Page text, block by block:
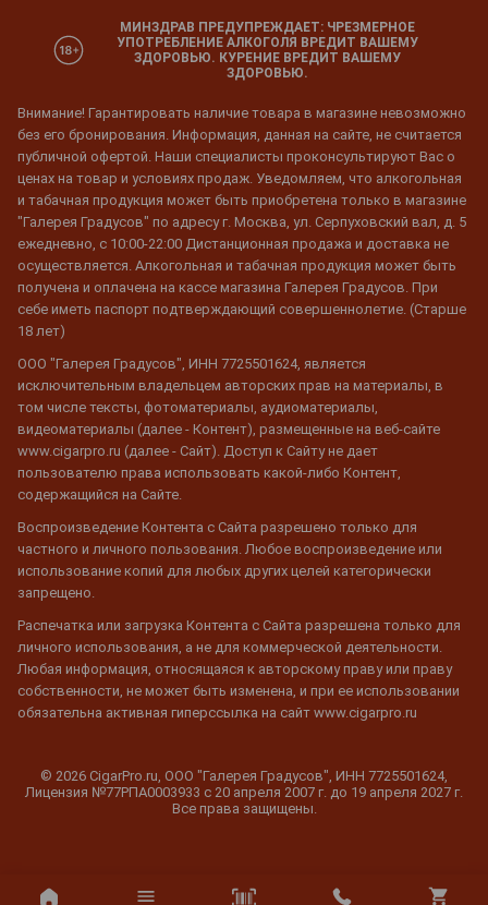
МИНЗДРАВ ПРЕДУПРЕЖДАЕТ: ЧРЕЗМЕРНОЕ
УПОТРЕБЛЕНИЕ АЛКОГОЛЯ ВРЕДИТ ВАШЕМУ
ЗДОРОВЬЮ. КУРЕНИЕ ВРЕДИТ ВАШЕМУ
ЗДОРОВЬЮ.
Внимание! Гарантировать наличие товара в магазине невозможно
без его бронирования. Информация, данная на сайте, не считается
публичной офертой. Наши специалисты проконсультируют Вас о
ценах на товар и условиях продаж. Уведомляем, что алкогольная
и табачная продукция может быть приобретена только в магазине
"Галерея Градусов" по адресу г. Москва, ул. Серпуховский вал, д. 5
ежедневно, с 10:00-22:00 Дистанционная продажа и доставка не
осуществляется. Алкогольная и табачная продукция может быть
получена и оплачена на кассе магазина Галерея Градусов. При
себе иметь паспорт подтверждающий совершеннолетие. (Старше
18 лет)
ООО "Галерея Градусов", ИНН 7725501624, является
исключительным владельцем авторских прав на материалы, в
том числе тексты, фотоматериалы, аудиоматериалы,
видеоматериалы (далее - Контент), размещенные на веб-сайте
www.cigarpro.ru (далее - Сайт). Доступ к Сайту не дает
пользователю права использовать какой-либо Контент,
содержащийся на Сайте.
Воспроизведение Контента с Сайта разрешено только для
частного и личного пользования. Любое воспроизведение или
использование копий для любых других целей категорически
запрещено.
Распечатка или загрузка Контента с Сайта разрешена только для
личного использования, а не для коммерческой деятельности.
Любая информация, относящаяся к авторскому праву или праву
собственности, не может быть изменена, и при ее использовании
обязательна активная гиперссылка на сайт www.cigarpro.ru
© 2026 CigarPro.ru, ООО "Галерея Градусов", ИНН 7725501624,
Лицензия №77РПА0003933 c 20 апреля 2007 г. до 19 апреля 2027 г.
Все права защищены.